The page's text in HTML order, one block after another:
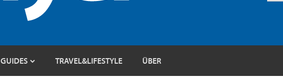
GUIDES TRAVEL&LIFESTYLE ÜBER